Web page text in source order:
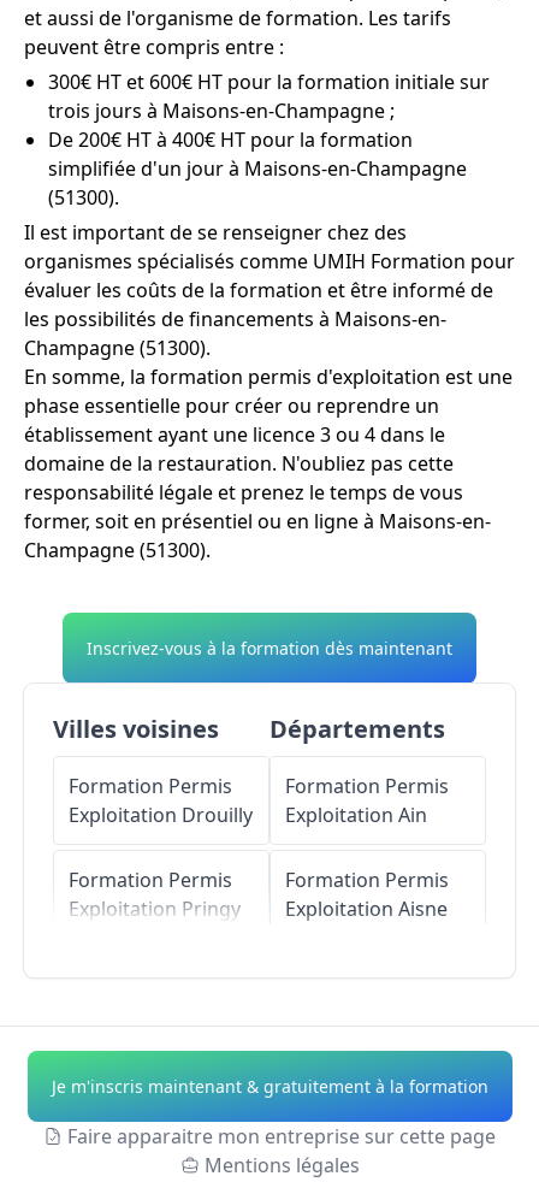
et aussi de l'organisme de formation. Les tarifs
peuvent être compris entre :
300€ HT et 600€ HT pour la formation initiale sur
trois jours à Maisons-en-Champagne ;
De 200€ HT à 400€ HT pour la formation
simplifiée d'un jour à Maisons-en-Champagne
(51300).
Il est important de se renseigner chez des
organismes spécialisés comme UMIH Formation pour
évaluer les coûts de la formation et être informé de
les possibilités de financements à Maisons-en-
Champagne (51300).
En somme, la formation permis d'exploitation est une
phase essentielle pour créer ou reprendre un
établissement ayant une licence 3 ou 4 dans le
domaine de la restauration. N'oubliez pas cette
responsabilité légale et prenez le temps de vous
former, soit en présentiel ou en ligne à Maisons-en-
Champagne (51300).
Inscrivez-vous à la formation dès maintenant
Villes voisines
Formation Permis
Exploitation Drouilly
Formation Permis
Exploitation Pringy
Formation Permis
sur-Marne
Formation Permis
ExploitationBlacy
Départements
Formation Permis
Exploitation Ain
Formation Permis
Exploitation Aisne
Formation Permis
ExploitationAlpes-
de-Haute-Provence
Je m'inscris maintenant & gratuitement à la formation
Faire apparaitre mon entreprise sur cette page
Mentions légales